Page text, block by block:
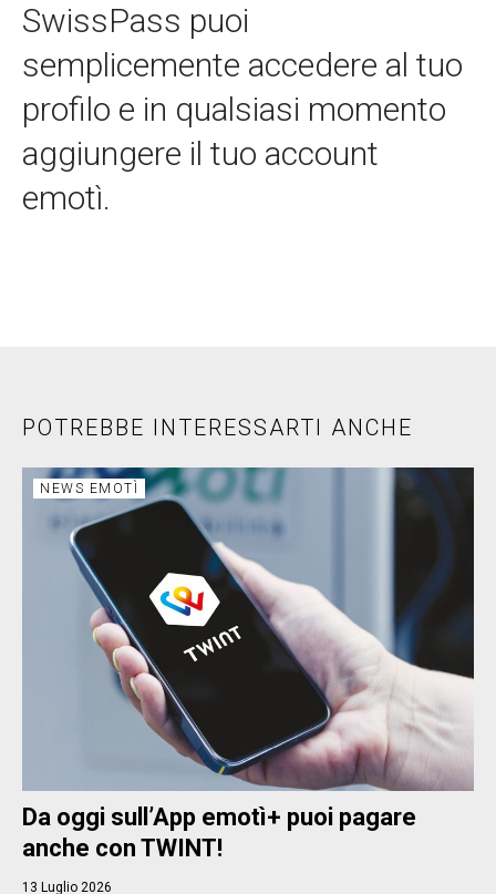
SwissPass puoi
semplicemente accedere al tuo
profilo e in qualsiasi momento
aggiungere il tuo account
emotì.
POTREBBE INTERESSARTI ANCHE
NEWS EMOTÌ
Da oggi sull’App emotì+ puoi pagare
anche con TWINT!
13 Luglio 2026